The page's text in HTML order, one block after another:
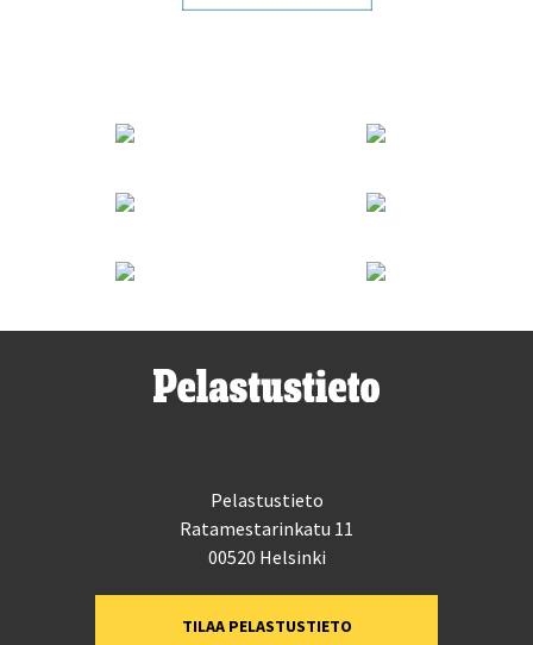
Pelastustieto
Ratamestarinkatu 11
00520 Helsinki
TILAA PELASTUSTIETO